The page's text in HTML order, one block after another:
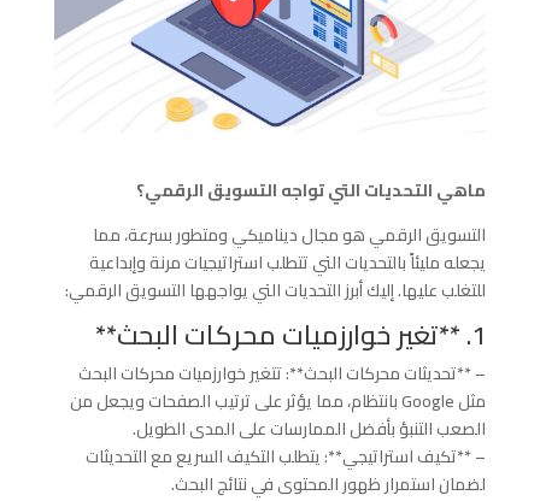
ماهي التحديات التي تواجه التسويق الرقمي؟
التسويق الرقمي هو مجال ديناميكي ومتطور بسرعة، مما
يجعله مليئاً بالتحديات التي تتطلب استراتيجيات مرنة وإبداعية
للتغلب عليها. إليك أبرز التحديات التي يواجهها التسويق الرقمي:
1. **تغير خوارزميات محركات البحث**
– **تحديثات محركات البحث**: تتغير خوارزميات محركات البحث
مثل Google بانتظام، مما يؤثر على ترتيب الصفحات ويجعل من
الصعب التنبؤ بأفضل الممارسات على المدى الطويل.
– **تكيف استراتيجي**: يتطلب التكيف السريع مع التحديثات
لضمان استمرار ظهور المحتوى في نتائج البحث.